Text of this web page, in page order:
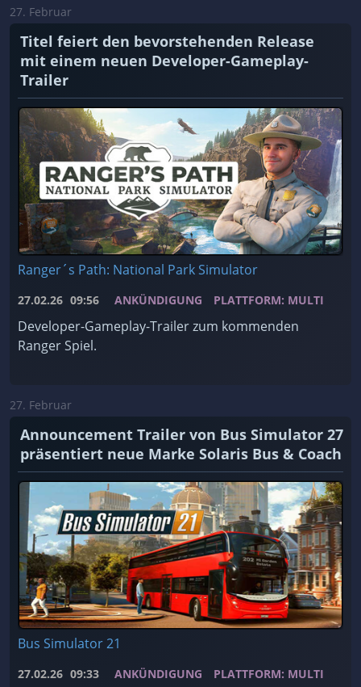
27. Februar
Titel feiert den bevorstehenden Release
mit einem neuen Developer-Gameplay-
Trailer
Ranger´s Path: National Park Simulator
27.02.26 09:56 ANKÜNDIGUNG PLATTFORM: MULTI
Developer-Gameplay-Trailer zum kommenden
Ranger Spiel.
27. Februar
Announcement Trailer von Bus Simulator 27
präsentiert neue Marke Solaris Bus & Coach
Bus Simulator 21
27.02.26 09:33 ANKÜNDIGUNG PLATTFORM: MULTI